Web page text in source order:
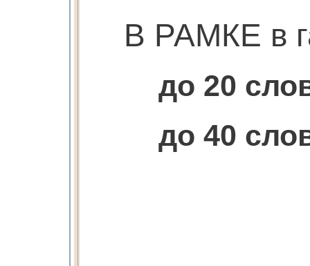
В РАМКЕ в
до 20
до 40